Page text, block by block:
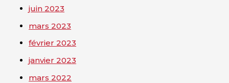
juin 2023
mars 2023
février 2023
janvier 2023
mars 2022